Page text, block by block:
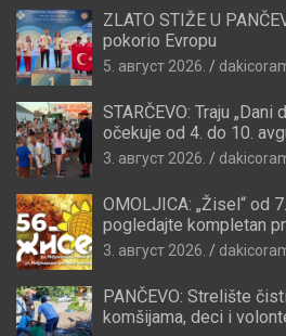
ZLATO STIŽE U
pokorio Evropu
5. август 2026.
STARČEVO: Traju „Dani
očekuje od 4. do 10.
3. август 2026.
OMOLJICA: „Žisel“ od
pogledajte kompletan
3. август 2026.
PANČEVO: Strelište
komšijama, deci i